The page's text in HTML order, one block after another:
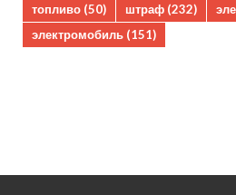
топливо (50) штраф (232)
электромобиль (151)